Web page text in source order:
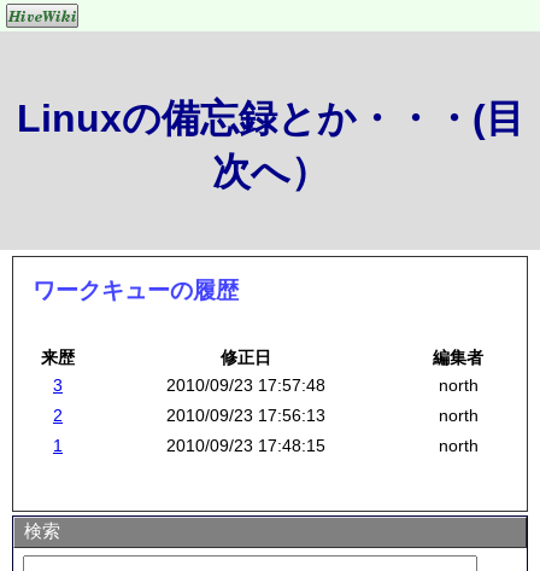
Linuxの備忘録とか・・・(目
次へ）
ワークキューの履歴
来歴 修正日
編集者
3
2010/09/23 17:57:48
north
2
2010/09/23 17:56:13
north
1
2010/09/23 17:48:15 north
検索